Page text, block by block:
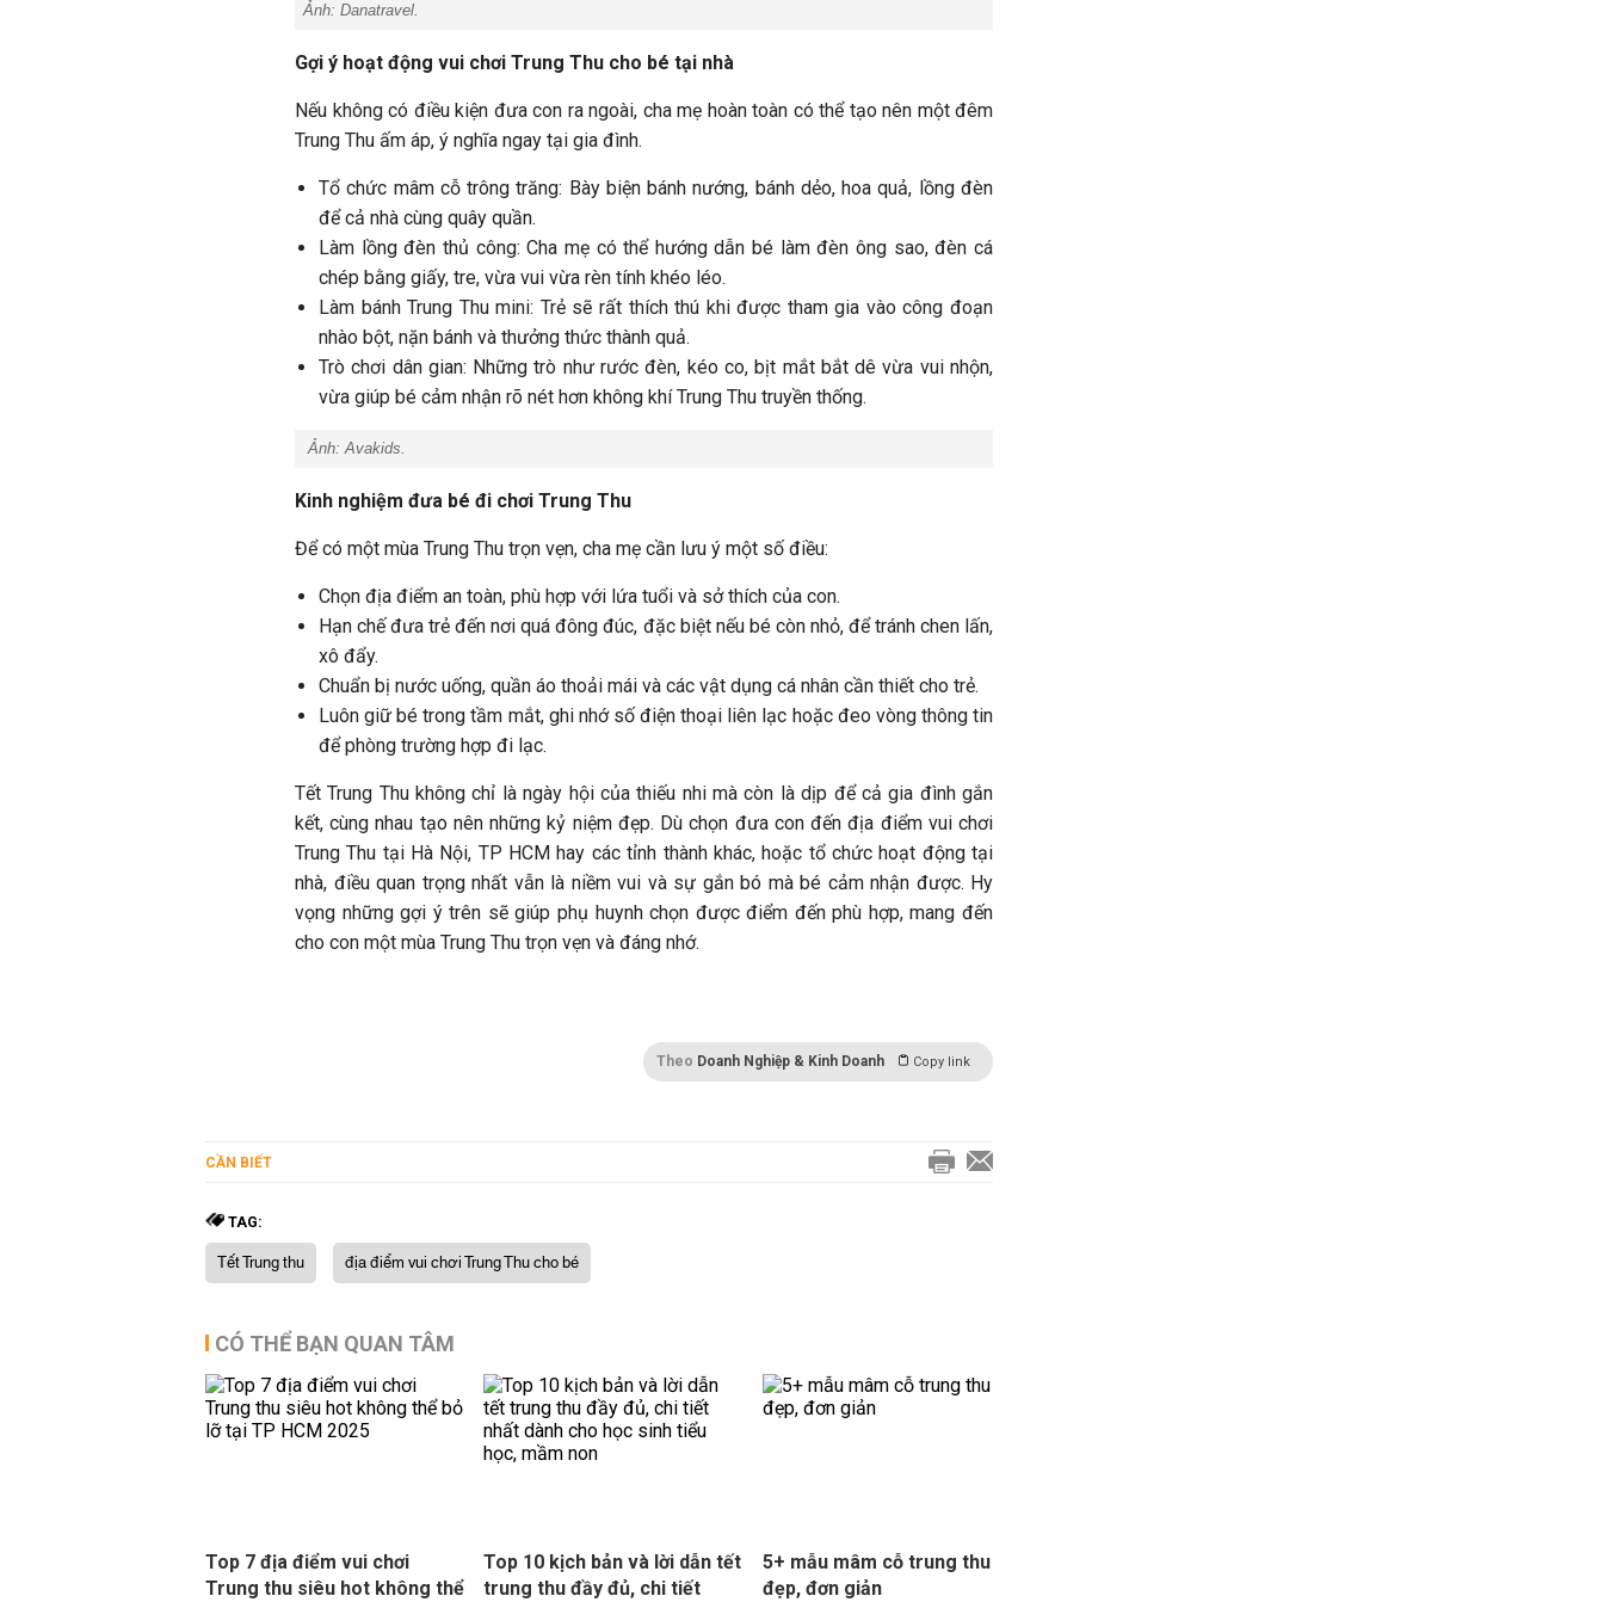
Ảnh: Danatravel.
Gợi ý hoạt động vui chơi Trung Thu cho bé tại nhà
Nếu không có điều kiện đưa con ra ngoài, cha mẹ hoàn toàn có thể tạo nên một đêm
Trung Thu ấm áp, ý nghĩa ngay tại gia đình.
Tổ chức mâm cỗ trông trăng: Bày biện bánh nướng, bánh dẻo, hoa quả, lồng đèn
để cả nhà cùng quây quần.
Làm lồng đèn thủ công: Cha mẹ có thể hướng dẫn bé làm đèn ông sao, đèn cá
chép bằng giấy, tre, vừa vui vừa rèn tính khéo léo.
Làm bánh Trung Thu mini: Trẻ sẽ rất thích thú khi được tham gia vào công đoạn
nhào bột, nặn bánh và thưởng thức thành quả.
Trò chơi dân gian: Những trò như rước đèn, kéo co, bịt mắt bắt dê vừa vui nhộn,
vừa giúp bé cảm nhận rõ nét hơn không khí Trung Thu truyền thống.
Ảnh:Avakids.
Kinh nghiệm đưa bé đi chơi Trung Thu
Để có một mùa Trung Thu trọn vẹn, cha mẹ cần lưu ý một số điều:
Chọn địa điểm an toàn, phù hợp với lứa tuổi và sở thích của con.
Hạn chế đưa trẻ đến nơi quá đông đúc, đặc biệt nếu bé còn nhỏ, để tránh chen lấn,
xô đẩy.
Chuẩn bị nước uống, quần áo thoải mái và các vật dụng cá nhân cần thiết cho trẻ.
Luôn giữ bé trong tầm mắt, ghi nhớ số điện thoại liên lạc hoặc đeo vòng thông tin
để phòng trường hợp đi lạc.
Tết Trung Thu không chỉ là ngày hội của thiếu nhi mà còn là dịp để cả gia đình gắn
kết, cùng nhau tạo nên những kỷ niệm đẹp. Dù chọn đưa con đến địa điểm vui chơi
Trung Thu tại Hà Nội, TP HCM hay các tỉnh thành khác, hoặc tổ chức hoạt động tại
nhà, điều quan trọng nhất vẫn là niềm vui và sự gắn bó mà bé cảm nhận được. Hy
vọng những gợi ý trên sẽ giúp phụ huynh chọn được điểm đến phù hợp, mang đến
cho con một mùa Trung Thu trọn vẹn và đáng nhớ.
Theo Doanh Nghiệp & Kinh Doanh Copy link
CẦN BIẾT
TAG:
Tết Trung thu địa điểm vui chơi Trung Thu cho bé
CÓ THỂ BẠN QUAN TÂM
Top 7 địa điểm vui chơi
Trung thu siêu hot không thể
Top 10 kịch bản và lời dẫn tết
trung thu đầy đủ, chi tiết
5+ mẫu mâm cỗ trung thu
đẹp, đơn giản